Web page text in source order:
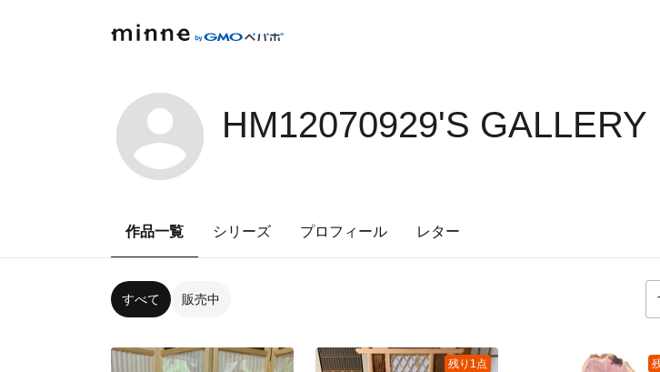
HM12070929'S GALLERY
作品一覧 シリーズ プロフィール レター
すべて 販売中
残り1点